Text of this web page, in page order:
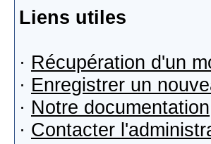
Liens utiles
· Récupération d'un
· Enregistrer un
· Notre documentation
· Contacter